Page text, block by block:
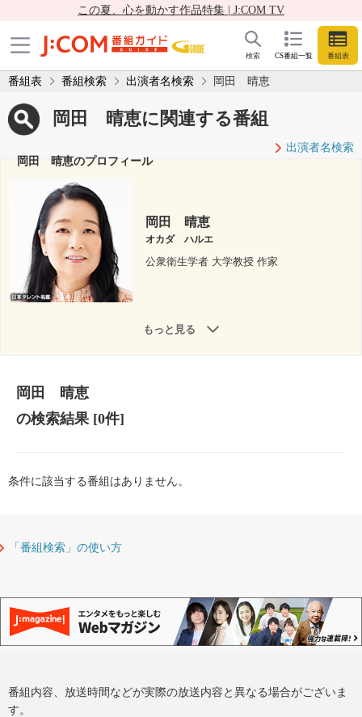
この夏、心を動かす作品特集 | J:COM TV
CS番組一覧 番組表
検索
番組表 番組検索 出演者名検索 岡田 晴恵
岡田 晴恵に関連する番組
出演者名検索
岡田 晴恵のプロフィール
岡田 晴恵
オカダ ハルエ
公衆衛生学者 大学教授 作家
もっと見る
岡田 晴恵
の検索結果[0件]
条件に該当する番組はありません。
「番組検索」の使い方
番組内容、放送時間などが実際の放送内容と異なる場合がございま
す。